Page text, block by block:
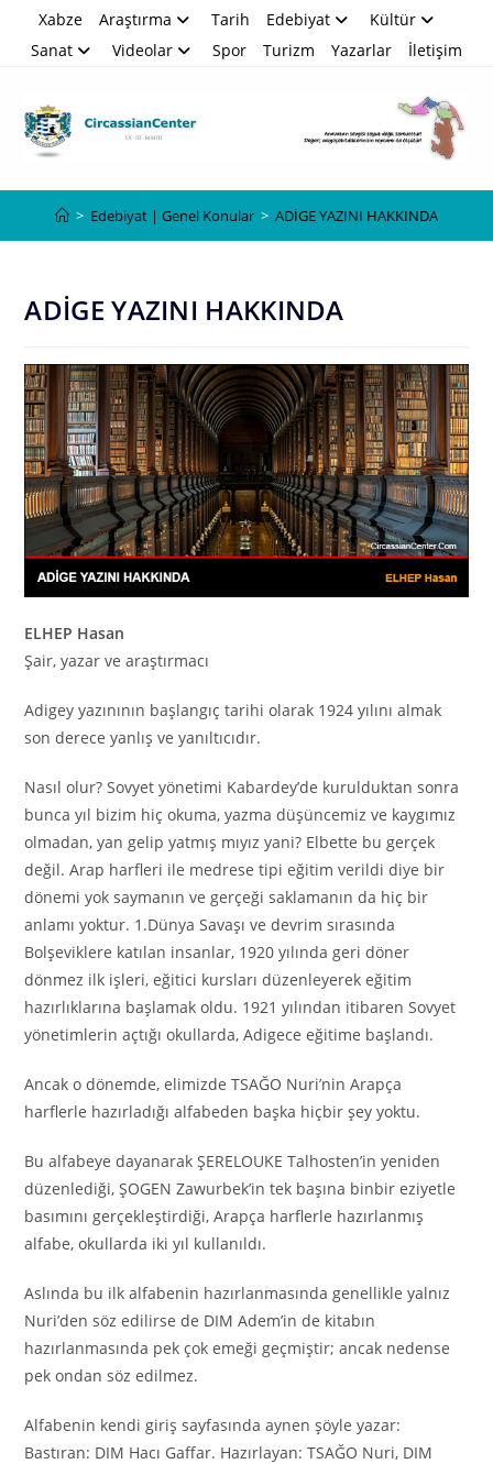
Xabze Araştırma Tarih Edebiyat
Kültür
Sanat
Videolar Spor Turizm Yazarlar İletişim
> Edebiyat | Genel Konular > ADİGE YAZINI HAKKINDA
ADİGE YAZINI HAKKINDA
ELHEP Hasan
Şair, yazar ve araştırmacı
Adigey yazınının başlangıç tarihi olarak 1924 yılını almak
son derece yanlış ve yanıltıcıdır.
Nasıl olur? Sovyet yönetimi Kabardey’de kurulduktan sonra
bunca yıl bizim hiç okuma, yazma düşüncemiz ve kaygımız
olmadan, yan gelip yatmış mıyız yani? Elbette bu gerçek
değil.Arap harfleri ile medrese tipi eğitim verildi diye bir
dönemi yok saymanın ve gerçeği saklamanın da hiç bir
anlamı yoktur. 1.Dünya Savaşı ve devrim sırasında
Bolşeviklere katılan insanlar, 1920 yılında geri döner
dönmez ilk işleri, eğitici kursları düzenleyerek eğitim
hazırlıklarına başlamak oldu. 1921 yılından itibaren Sovyet
yönetimlerin açtığı okullarda, Adigece eğitime başlandı.
Ancak o dönemde, elimizde TSAĞO Nuri’nin Arapça
harflerle hazırladığı alfabeden başka hiçbir şey yoktu.
Bu alfabeye dayanarak ŞERELOUKE Talhosten’in yeniden
düzenlediği, ŞOGEN Zawurbek’in tek başına binbir eziyetle
basımını gerçekleştirdiği, Arapça harflerle hazırlanmış
alfabe, okullarda iki yıl kullanıldı.
Aslında bu ilk alfabenin hazırlanmasında genellikle yalnız
Nuri’den söz edilirse de DIM Adem’in de kitabın
hazırlanmasında pek çok emeği geçmiştir; ancak nedense
pek ondan söz edilmez.
Alfabenin kendi giriş sayfasında aynen şöyle yazar:
Bastıran: DIM Hacı Gaffar. Hazırlayan: TSAĞO Nuri, DIM